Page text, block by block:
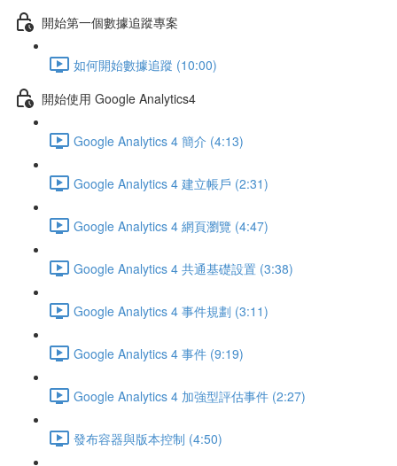
開始第一個數據追蹤專案
如何開始數據追蹤 (10:00)
開始使用 Google Analytics4
Google Analytics 4 簡介 (4:13)
Google Analytics 4 建立帳戶 (2:31)
Google Analytics 4 網頁瀏覽 (4:47)
Google Analytics 4 共通基礎設置 (3:38)
Google Analytics 4 事件規劃 (3:11)
Google Analytics 4 事件 (9:19)
Google Analytics 4 加強型評估事件 (2:27)
發布容器與版本控制 (4:50)